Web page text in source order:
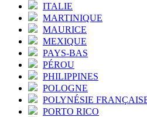
ITALIE
MARTINIQUE
MAURICE
MEXIQUE
PAYS-BAS
PÉROU
PHILIPPINES
POLOGNE
POLYNÉSIE
PORTO RICO